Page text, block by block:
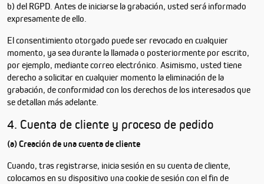
b) del RGPD. Antes de iniciarse la grabación, usted será informado
expresamente de ello.
El consentimiento otorgado puede ser revocado en cualquier
momento, ya sea durante la llamada o posteriormente por escrito,
por ejemplo, mediante correo electrónico. Asimismo, usted tiene
derecho a solicitar en cualquier momento la eliminación de la
grabación, de conformidad con los derechos de los interesados que
se detallan más adelante.
4. Cuenta de cliente y proceso de pedido
(a) Creación de una cuenta de cliente
Cuando, tras registrarse, inicia sesión en su cuenta de cliente,
colocamos en su dispositivo una cookie de sesión con el fin de